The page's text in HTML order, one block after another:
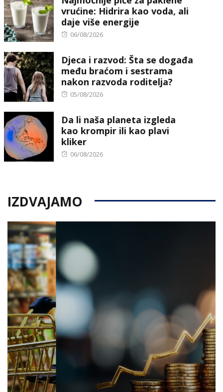
vrućine: Hidrira kao voda, ali
daje više energije
Posted
06/08/2026
Djeca i razvod: Šta se događa
među braćom i sestrama
nakon razvoda roditelja?
Posted
05/08/2026
Da li naša planeta izgleda
kao krompir ili kao plavi
kliker
Posted
06/08/2026
IZDVAJAMO